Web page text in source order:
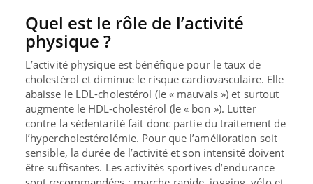
Quel est le rôle de l’activité
physique ?
L’activité physique est bénéfique pour le taux de
cholestérol et diminue le risque cardiovasculaire. Elle
abaisse le LDL-cholestérol (le « mauvais ») et surtout
augmente le HDL-cholestérol (le « bon »). Lutter
contre la sédentarité fait donc partie du traitement de
l’hypercholestérolémie. Pour que l’amélioration soit
sensible, la durée de l’activité et son intensité doivent
être suffisantes. Les activités sportives d’endurance